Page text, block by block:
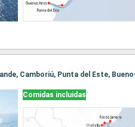
Camboriú, Punta del Este,
Comidas incluidas